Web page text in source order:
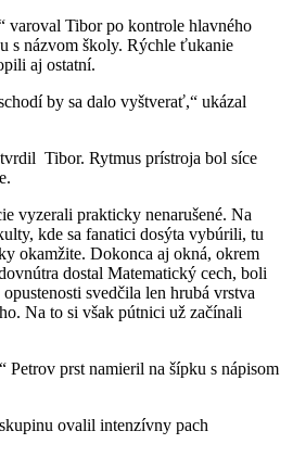
varoval Tibor po kontrole hlavného
s názvom školy. Rýchle ťukanie
aj ostatní.
by sa dalo vyštverať,“ ukázal
Tibor. Rytmus prístroja bol síce
vyzerali prakticky nenarušené. Na
kde sa fanatici dosýta vybúrili, tu
okamžite. Dokonca aj okná, okrem
dostal Matematický cech, boli
svedčila len hrubá vrstva
Na to si však pútnici už začínali
Petrov prst namieril na šípku s nápisom
ovalil intenzívny pach